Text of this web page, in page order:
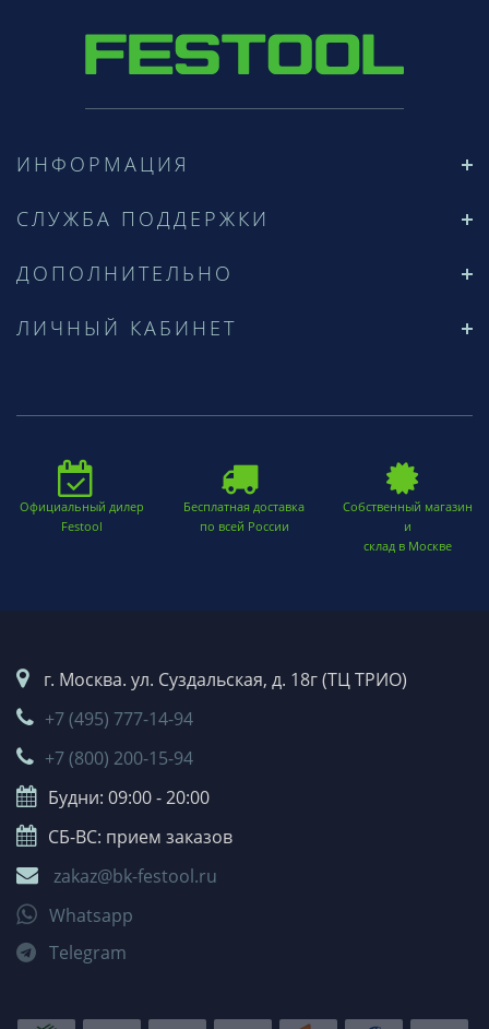
ИНФОРМАЦИЯ
СЛУЖБА ПОДДЕРЖКИ
ДОПОЛНИТЕЛЬНО
ЛИЧНЫЙ КАБИНЕТ
Официальный дилер
Festool
Бесплатная доставка
по всей России
Собственный магазин
и
склад в Москве
г. Москва. ул. Суздальская, д. 18г (ТЦ ТРИО)
+7 (495) 777-14-94
+7 (800) 200-15-94
Будни: 09:00 - 20:00
СБ-ВС: прием заказов
zakaz@bk-festool.ru
Whatsapp
Telegram